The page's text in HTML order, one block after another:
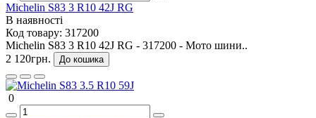
Michelin S83 3 R10 42J RG
В наявності
Код товару: 317200
Michelin S83 3 R10 42J RG - 317200 - Мото шини..
2 120грн.
До кошика
0